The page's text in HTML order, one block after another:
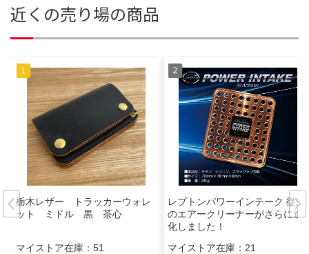
近くの売り場の商品
栃木レザー トラッカーウォレ
ット ミドル 黒 茶心
マイストア在庫： 51
レプトンパワーインテーク 従来
のエアークリーナーがさらに進
化しました！
マイストア在庫： 21